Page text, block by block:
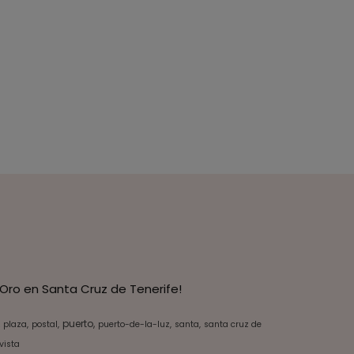
en Santa Cruz de Tenerife!
plaza postal puerto puerto-de-la-luz santa santa cruz de
vista